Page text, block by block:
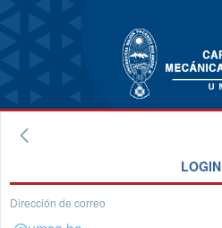
LOGIN
Dirección de correo